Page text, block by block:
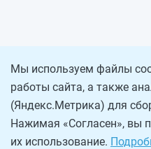
Мы используем файлы
работы сайта, а также
(Яндекс.Метрика) для
Нажимая «Согласен», вы
их использование.